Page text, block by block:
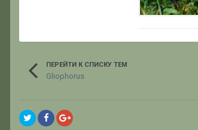
ПЕРЕЙТИ К СПИСКУ ТЕМ
Gliophorus